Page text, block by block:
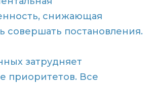
снижающая
совершать постановления.
затрудняет
приоритетов. Все